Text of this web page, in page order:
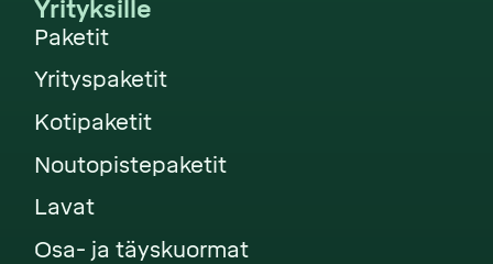
Yrityksille
Paketit
Yrityspaketit
Kotipaketit
Noutopistepaketit
Lavat
Osa- ja täyskuormat